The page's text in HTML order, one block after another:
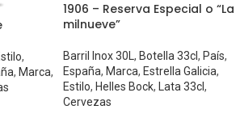
,
, Marca,
1906 – Reserva Especial o “La
milnueve”
Barril Inox 30L , Botella 33cl, País,
España, Marca, Estrella Galicia,
Estilo, Helles Bock, Lata 33cl,
Cervezas